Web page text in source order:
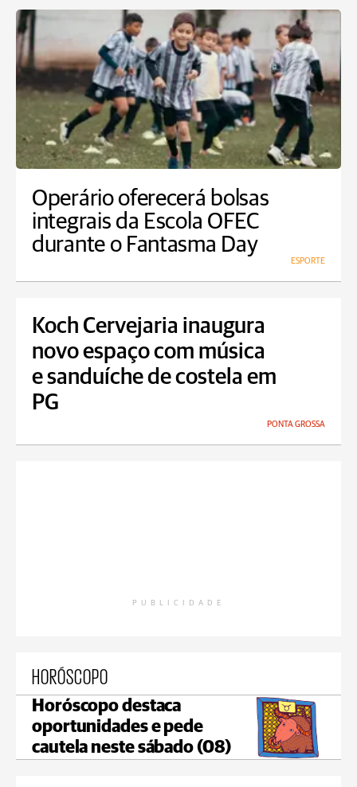
Operário oferecerá bolsas
integrais da Escola OFEC
durante o Fantasma Day
ESPORTE
Koch Cervejaria inaugura
novo espaço com música
e sanduíche de costela em
PG
PONTA GROSSA
PUBLICIDADE
HORÓSCOPO
Horóscopo destaca
oportunidades e pede
cautela neste sábado (08)